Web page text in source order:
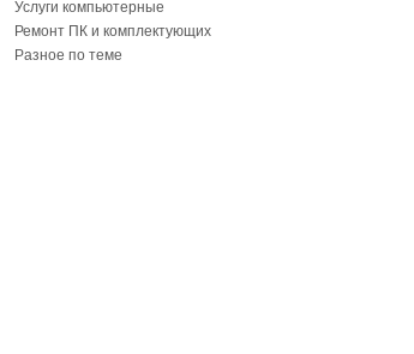
Услуги компьютерные
Ремонт ПК и комплектующих
Разное по теме